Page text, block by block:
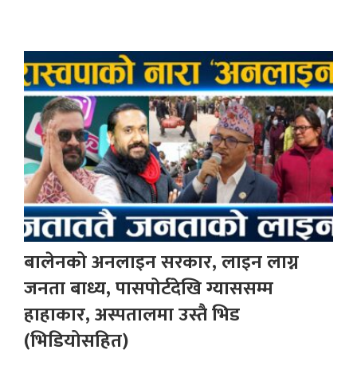
बालेनको अनलाइन सरकार, लाइन लाग्न
जनता बाध्य, पासपोर्टदेखि ग्याससम्म
हाहाकार, अस्पतालमा उस्तै भिड
(भिडियोसहित)